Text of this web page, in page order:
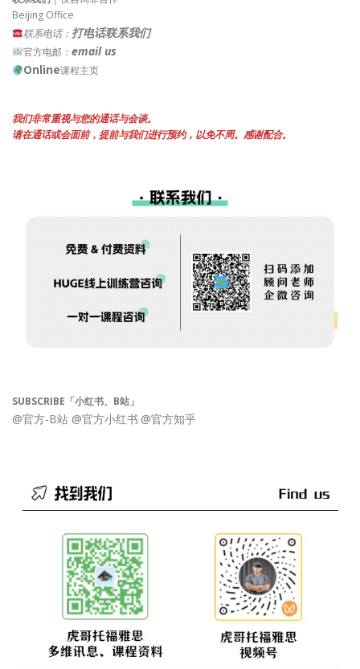
Beijing Office
联系电话： 打电话联系我们
官方电邮： email us
Online课程主页
我们非常重视与您的通话与会谈。
请在通话或会面前，提前与我们进行预约，以免不周。感谢配合。
SUBSCRIBE「小红书、B站」
@官方-B站 @官方小红书 @官方知乎